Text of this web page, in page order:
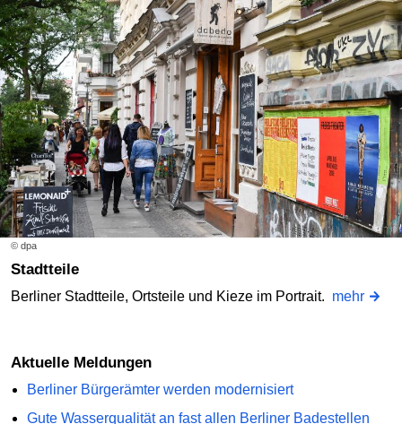
© dpa
Stadtteile
Berliner Stadtteile, Ortsteile und Kieze im Portrait. mehr
Aktuelle Meldungen
Berliner Bürgerämter werden modernisiert
Gute Wasserqualität an fast allen Berliner Badestellen